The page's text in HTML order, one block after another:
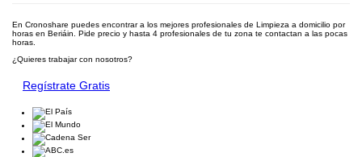
En Cronoshare puedes encontrar a los mejores profesionales de Limpieza a domicilio por
horas en Beriáin. Pide precio y hasta 4 profesionales de tu zona te contactan a las pocas
horas.
¿Quieres trabajar con nosotros?
Regístrate Gratis